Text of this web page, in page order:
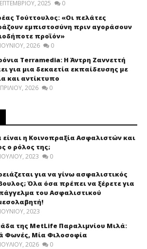
2025 0
Τούττουλος: «Οι πελάτες
εμπιστοσύνη πριν αγοράσουν
προϊόν»
2026 0
Terramedia: Η Άντρη Ζαννεττή
για μια δεκαετία εκπαίδευσης με
και αντίκτυπο
2026 0
είναι η Κοινοπραξία Ασφαλιστών και
ο ρόλος της;
2023 0
για να γίνω ασφαλιστικός
Όλα όσα πρέπει να ξέρετε για
του Ασφαλιστικού
2023
της MetLife Παραλιμνίου Μιλά:
Φωνές, Μία Φιλοσοφία
2026 0